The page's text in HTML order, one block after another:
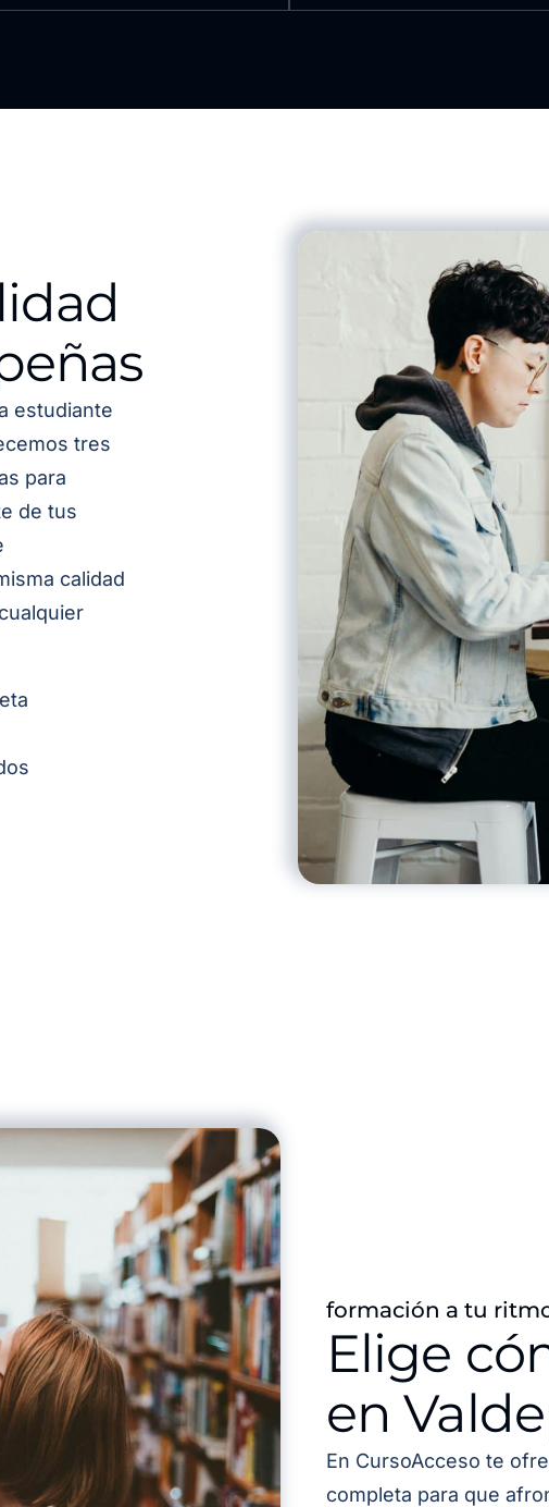
estudiante
tres
para
de tus
calidad
formación a tu
Elige
en
En CursoAcceso te
completa para que